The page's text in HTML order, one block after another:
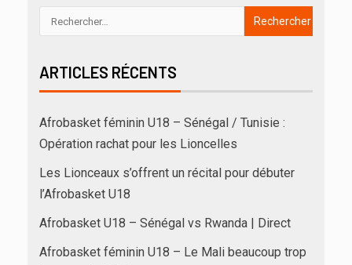
ARTICLES RÉCENTS
Afrobasket féminin U18 – Sénégal / Tunisie :
Opération rachat pour les Lioncelles
Les Lionceaux s’offrent un récital pour débuter
l’Afrobasket U18
Afrobasket U18 – Sénégal vs Rwanda | Direct
Afrobasket féminin U18 – Le Mali beaucoup trop